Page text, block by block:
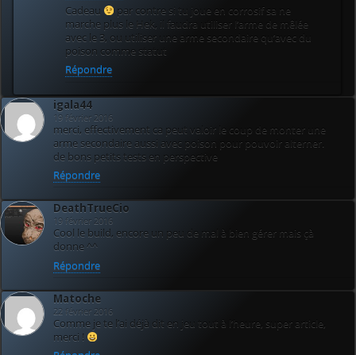
Cadeau
par contre si tu joue en corrosif sa ne
marche plus le Hek, il faudra utiliser l’arme de mêlée
avec le 3, ou utiliser une arme secondaire qu’avec du
poison comme statut
Répondre
igala44
19 février 2016
merci, effectivement ca peut valoir le coup de monter une
arme secondaire aussi avec poison pour pouvoir alterner.
de bons petits tests en perspective
Répondre
DeathTrueCio
19 février 2016
Cool le build, encore un peu de mal à bien gérer mais çà
donne ^^
Répondre
Matoche
22 février 2016
Comme je te l’ai déjà dit en jeu tout à l’heure, super article,
merci !